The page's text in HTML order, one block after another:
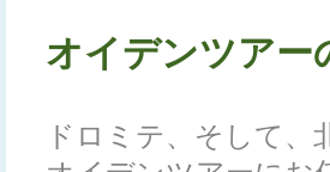
オイデンツアー
ドロミテ、そして